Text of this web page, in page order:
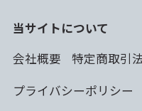
当サイトについて
会社概要
特定商取引
プライバシーポリシー